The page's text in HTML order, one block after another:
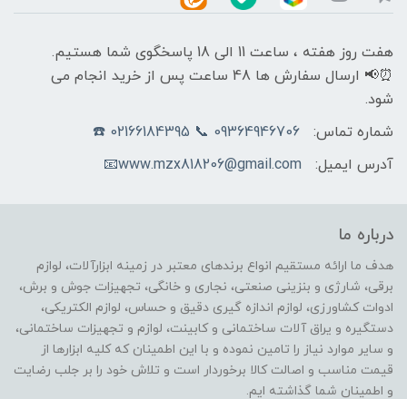
هفت روز هفته ، ساعت 11 الی 18 پاسخگوی شما هستیم.
⏰📢 ارسال سفارش ها 48 ساعت پس از خرید انجام می
شود.
شماره تماس:
09364946706 📞 02166184395 ☎️
آدرس ایمیل:
www.mzx818206@gmail.com📧
درباره ما
هدف ما ارائه مستقیم انواع برندهای معتبر در زمینه ابزارآلات، لوازم
برقی، شارژی و بنزینی صنعتی، نجاری و خانگی، تجهیزات جوش و برش،
ادوات کشاورزی، لوازم اندازه گیری دقیق و حساس، لوازم الکتریکی،
دستگیره و یراق آلات ساختمانی و کابینت، لوازم و تجهیزات ساختمانی،
و سایر موارد نیاز را تامین نموده و با این اطمینان که کلیه ابزارها از
قیمت مناسب و اصالت کالا برخوردار است و تلاش خود را بر جلب رضایت
و اطمینان شما گذاشته ایم.